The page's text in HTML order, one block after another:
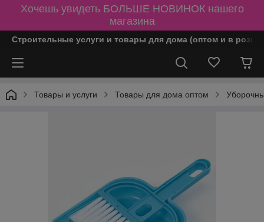
Хочешь увидеть БОЛЬШЕ НОВИНОК нашего
магазина
Строительные услуги и товары для дома (оптом и в
Товары и услуги Товары для дома оптом